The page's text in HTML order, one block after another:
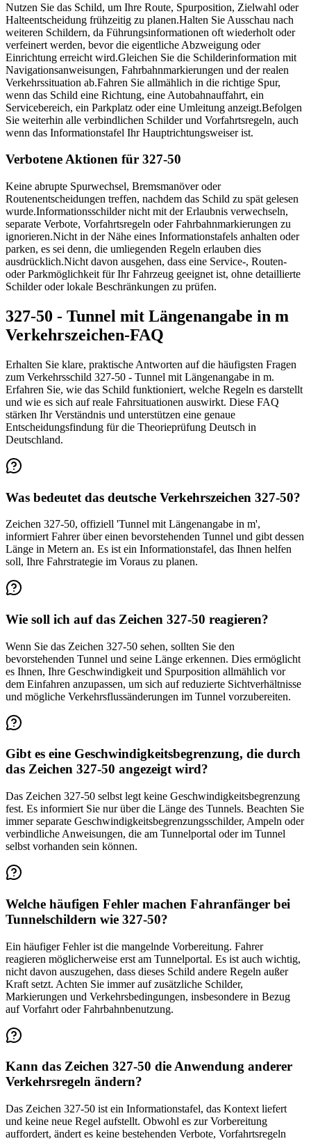
Nutzen Sie das Schild, um Ihre Route, Spurposition, Zielwahl oder
Halteentscheidung frühzeitig zu planen.Halten Sie Ausschau nach
weiteren Schildern, da Führungsinformationen oft wiederholt oder
verfeinert werden, bevor die eigentliche Abzweigung oder
Einrichtung erreicht wird.Gleichen Sie die Schilderinformation mit
Navigationsanweisungen, Fahrbahnmarkierungen und der realen
Verkehrssituation ab.Fahren Sie allmählich in die richtige Spur,
wenn das Schild eine Richtung, eine Autobahnauffahrt, ein
Servicebereich, ein Parkplatz oder eine Umleitung anzeigt.Befolgen
Sie weiterhin alle verbindlichen Schilder und Vorfahrtsregeln, auch
wenn das Informationstafel Ihr Hauptrichtungsweiser ist.
Verbotene Aktionen für 327-50
Keine abrupte Spurwechsel, Bremsmanöver oder
Routenentscheidungen treffen, nachdem das Schild zu spät gelesen
wurde.Informationsschilder nicht mit der Erlaubnis verwechseln,
separate Verbote, Vorfahrtsregeln oder Fahrbahnmarkierungen zu
ignorieren.Nicht in der Nähe eines Informationstafels anhalten oder
parken, es sei denn, die umliegenden Regeln erlauben dies
ausdrücklich.Nicht davon ausgehen, dass eine Service-, Routen-
oder Parkmöglichkeit für Ihr Fahrzeug geeignet ist, ohne detaillierte
Schilder oder lokale Beschränkungen zu prüfen.
327-50 - Tunnel mit Längenangabe in m
Verkehrszeichen-FAQ
Erhalten Sie klare, praktische Antworten auf die häufigsten Fragen
zum Verkehrsschild 327-50 - Tunnel mit Längenangabe in m.
Erfahren Sie, wie das Schild funktioniert, welche Regeln es darstellt
und wie es sich auf reale Fahrsituationen auswirkt. Diese FAQ
stärken Ihr Verständnis und unterstützen eine genaue
Entscheidungsfindung für die Theorieprüfung Deutsch in
Deutschland.
Was bedeutet das deutsche Verkehrszeichen 327-50?
Zeichen 327-50, offiziell 'Tunnel mit Längenangabe in m',
informiert Fahrer über einen bevorstehenden Tunnel und gibt dessen
Länge in Metern an. Es ist ein Informationstafel, das Ihnen helfen
soll, Ihre Fahrstrategie im Voraus zu planen.
Wie soll ich auf das Zeichen 327-50 reagieren?
Wenn Sie das Zeichen 327-50 sehen, sollten Sie den
bevorstehenden Tunnel und seine Länge erkennen. Dies ermöglicht
es Ihnen, Ihre Geschwindigkeit und Spurposition allmählich vor
dem Einfahren anzupassen, um sich auf reduzierte Sichtverhältnisse
und mögliche Verkehrsflussänderungen im Tunnel vorzubereiten.
Gibt es eine Geschwindigkeitsbegrenzung, die durch
das Zeichen 327-50 angezeigt wird?
Das Zeichen 327-50 selbst legt keine Geschwindigkeitsbegrenzung
fest. Es informiert Sie nur über die Länge des Tunnels. Beachten Sie
immer separate Geschwindigkeitsbegrenzungsschilder, Ampeln oder
verbindliche Anweisungen, die am Tunnelportal oder im Tunnel
selbst vorhanden sein können.
Welche häufigen Fehler machen Fahranfänger bei
Tunnelschildern wie 327-50?
Ein häufiger Fehler ist die mangelnde Vorbereitung. Fahrer
reagieren möglicherweise erst am Tunnelportal. Es ist auch wichtig,
nicht davon auszugehen, dass dieses Schild andere Regeln außer
Kraft setzt. Achten Sie immer auf zusätzliche Schilder,
Markierungen und Verkehrsbedingungen, insbesondere in Bezug
auf Vorfahrt oder Fahrbahnbenutzung.
Kann das Zeichen 327-50 die Anwendung anderer
Verkehrsregeln ändern?
Das Zeichen 327-50 ist ein Informationstafel, das Kontext liefert
und keine neue Regel aufstellt. Obwohl es zur Vorbereitung
auffordert, ändert es keine bestehenden Verbote, Vorfahrtsregeln